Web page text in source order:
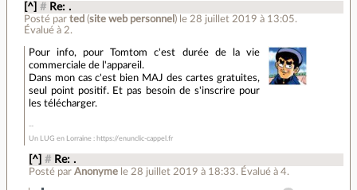
[^] # Re: .
Posté par ted (site web personnel ) le 28 juillet 2019 à 13:05.
Évalué à 2.
Pour info, pour Tomtom c'est durée de la vie
commerciale de l'appareil.
Dans mon cas c'est bien MAJ des cartes gratuites,
seul point positif. Et pas besoin de s'inscrire pour
les télécharger.
Un LUG en Lorraine : https://enunclic-cappel.fr
[^] # Re: .
Posté parAnonyme le 28 juillet 2019 à 18:33. Évalué à4.